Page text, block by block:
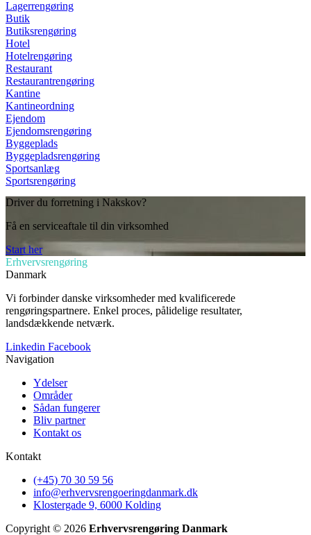
Lagerrengøring
Butik
Butiksrengøring
Hotel
Hotelrengøring
Restaurant
Restaurantrengøring
Kantine
Kantineordning
Ejendom
Ejendomsrengøring
Byggeplads
Byggepladsrengøring
Sportsanlæg
Sportsrengøring
Driver du forretning i Nakskov?
Få en serviceaftale til din virksomhed
Start her
Erhvervsrengøring
Danmark
Vi forbinder danske virksomheder med kvalificerede
rengøringspartnere. Enkel proces, pålidelige resultater,
landsdækkende netværk.
Linkedin Facebook
Navigation
Ydelser
Områder
Sådan fungerer
Bliv partner
Kontakt os
Kontakt
(+45) 70 30 59 56
info@erhvervsrengoeringdanmark.dk
Klostergade 9, 6000 Kolding
Copyright © 2026 Erhvervsrengøring Danmark